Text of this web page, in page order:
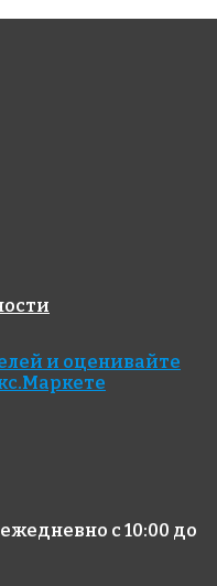
AKE021
Испания
313x495
ежедневно с 10:00 до